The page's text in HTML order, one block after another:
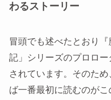
わるストーリー
冒頭でも述べたとおり
記」シリーズのプロロー
されています。そのた
ば一番最初に読むのが